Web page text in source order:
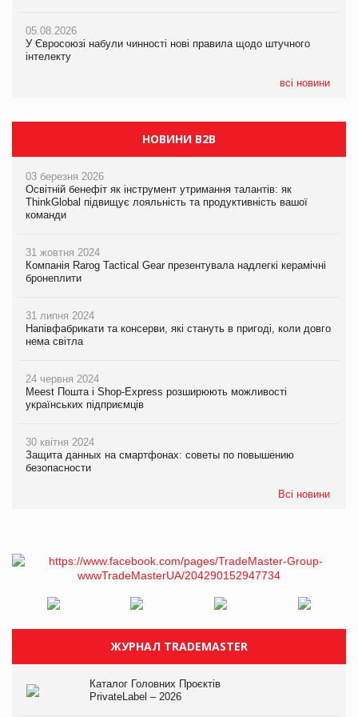
05.08.2026
У Євросоюзі набули чинності нові правила щодо штучного
інтелекту
всі новини
05.08.2026
Сергій Лісунов про заморожені хлібобулочні вироби на
05.08.2026
Рекламна платформа вимагає від Google компенсацію за
втрату 6,9 трлн рекламних показів
НОВИНИ B2B
03 березня 2026
Освітній бенефіт як інструмент утримання талантів: як
ThinkGlobal підвищує лояльність та продуктивність вашої
команди
31 жовтня 2024
Компанія Rarog Tactical Gear презентувала надлегкі керамічні
бронеплити
31 липня 2024
Напівфабрикати та консерви, які стануть в пригоді, коли довго
нема світла
24 червня 2024
Meest Пошта і Shop-Express розширюють можливості
українських підприємців
30 квітня 2024
Защита данных на смартфонах: советы по повышению
безопасности
Всі новини
ЖУРНАЛ TRADEMASTER
Каталог Головних Проєктів
PrivateLabel – 2026